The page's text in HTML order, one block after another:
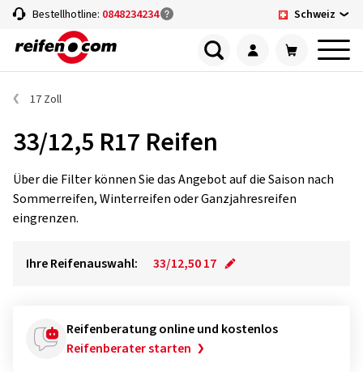
Bestellhotline: 0848234234 Schweiz
17 Zoll
33/12,5 R17 Reifen
Über die Filter können Sie das Angebot auf die Saison nach
Sommerreifen, Winterreifen oder Ganzjahresreifen
eingrenzen.
Ihre Reifenauswahl: 33/12,50 17
Reifenberatung online und kostenlos
Reifenberater starten